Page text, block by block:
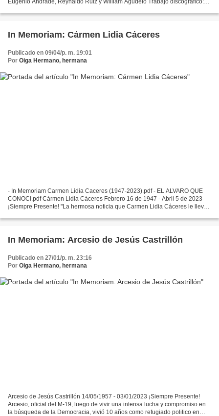
In Memoriam: Cármen Lidia Cáceres
Publicado en 09/04/p. m. 19:01
Por Oiga Hermano, hermana
- In Memoriam Carmen Lidia Caceres (1947-2023).pdf - EL ALVARO QUE
CONOCI.pdf Cármen Lidia Cáceres Febrero 16 de 1947 - Abril 5 de 2023
¡Siempre Presente! "La hermosa noticia que Carmen Lidia Cáceres le lleva
In Memoriam: Arcesio de Jesús Castrillón
Publicado en 27/01/p. m. 23:16
Por Oiga Hermano, hermana
Arcesio de Jesús Castrillón 14/05/1957 - 03/01/2023 ¡Siempre Presente!
Arcesio, oficial del M-19, luego de vivir una intensa lucha y compromiso en
la búsqueda de la Democracia, vivió 10 años como refugiado politico en